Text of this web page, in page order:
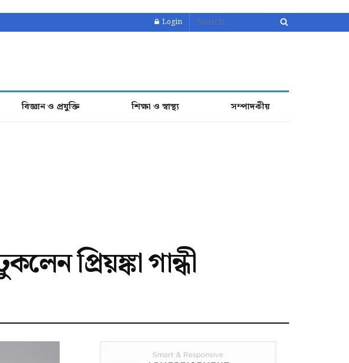
Login
বিজ্ঞান ও প্রযুক্তি শিক্ষা ও স্বাস্থ্য সম্পাদকীয়
প্রিয়ঙ্কা গান্ধী